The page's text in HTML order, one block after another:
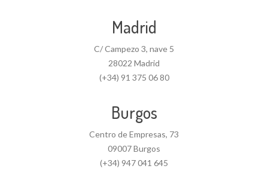
Madrid
C/ Campezo 3, nave 5
28022 Madrid
(+34) 91 375 06 80
Burgos
Centro de Empresas, 73
09007 Burgos
(+34) 947 041 645